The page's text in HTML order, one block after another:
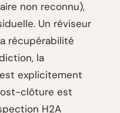
non reconnu),
Un réviseur
récupérabilité
la
explicitement
clôture est
H2A